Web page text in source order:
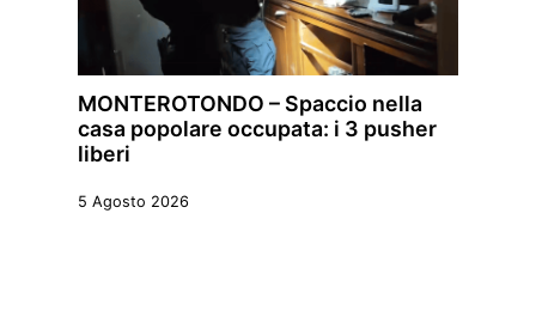
MONTEROTONDO – Spaccio nella
casa popolare occupata: i 3 pusher
liberi
5 Agosto 2026